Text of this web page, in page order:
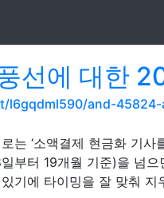
선에 대한
l6gqdml590/and-
는 ‘소액결제 현금화 기
부터 19개월 기준)을 넘
기에 타이밍을 잘 맞춰 지